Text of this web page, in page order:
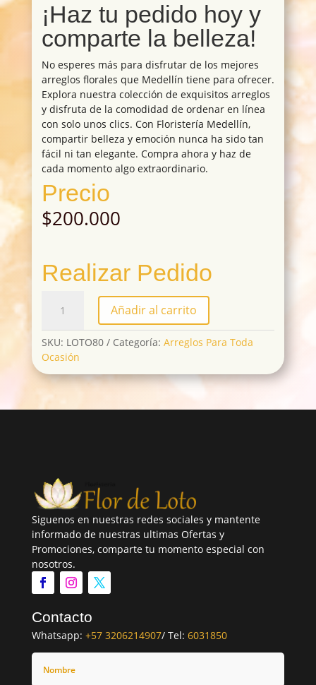
¡Haz tu pedido hoy y
comparte la belleza!
No esperes más para disfrutar de los mejores
arreglos florales que Medellín tiene para ofrecer.
Explora nuestra colección de exquisitos arreglos
y disfruta de la comodidad de ordenar en línea
con solo unos clics. Con Floristería Medellín,
compartir belleza y emoción nunca ha sido tan
fácil ni tan elegante. Compra ahora y haz de
cada momento algo extraordinario.
Precio
$200.000
Realizar Pedido
Medellin
cantidad
Añadir al carrito
SKU: LOTO80 Categoría: Arreglos Para Toda
Ocasión
Siguenos en nuestras redes sociales y mantente
informado de nuestras ultimas Ofertas y
Promociones, comparte tu momento especial con
nosotros.
Contacto
Whatsapp: +57 3206214907/ Tel: 6031850